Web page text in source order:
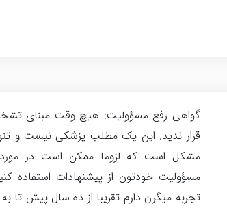
گواهی رفع مسؤولیت: هیچ وقت مبنای
قرار ندید. این یک مطلب پزشکی نیست و
مشکل است که لزوما ممکن است در
مسؤولیت خودتون از پیشنهادات
تجربه میگرن دارم تقریبا از ده سال پیش تا